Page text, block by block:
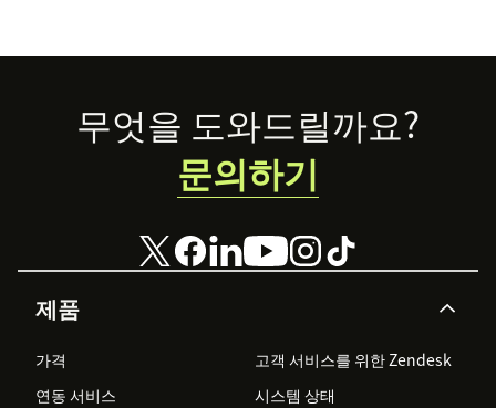
Footer
제품
가격
고객 서비스를 위한 Zendesk
연동 서비스
시스템 상태
무엇을 도와드릴까요?
문의하기